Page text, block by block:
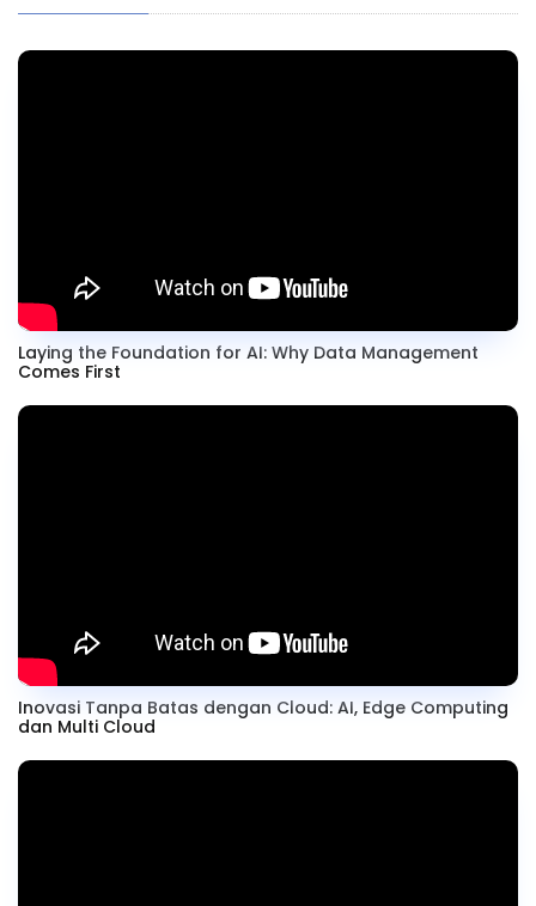
Laying the Foundation for AI: Why Data Management
Comes First
Inovasi Tanpa Batas dengan Cloud: AI, Edge Computing
dan Multi Cloud